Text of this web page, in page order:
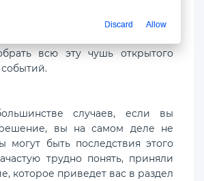
серии, действительно имеет
всю эту чушь открытого
случаев, если вы
вы на самом деле не
могут быть последствия этого
трудно понять, приняли
которое приведет вас в раздел
Discard Allow